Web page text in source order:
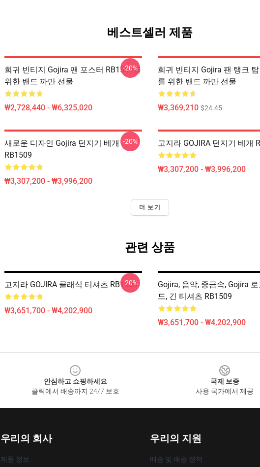
베스트셀러 제품
희귀 빈티지 Gojira 팬 포스터 RB1509를
위한 밴드 까만 선물
₩2,728,440 - ₩6,325,020
-20%
희귀 빈티지 Gojira 팬 탱크
를 위한 밴드 까만 선물
₩3,369,210 $24.45
새로운 디자인 Gojira 던지기 베개
RB1509
₩3,307,200 - ₩3,996,200
-20% 고지라 GOJIRA 던지기 베개
₩3,307,200 - ₩3,996,200
더 보기
관련 상품
고지라 GOJIRA 클래식 티셔츠 RB1509
₩3,651,700 - ₩4,202,900
-20%
Gojira, 음악, 중금속, Gojira
드, 긴 티셔츠 RB1509
₩3,651,700 - ₩4,202,900
안심하고 쇼핑하세요
클릭에서 배송까지 24/7 보호
국제 보증
사용 국가에서 제공
우리의 회사
제품 정보
우리의 지원
배송 및 배송 정책